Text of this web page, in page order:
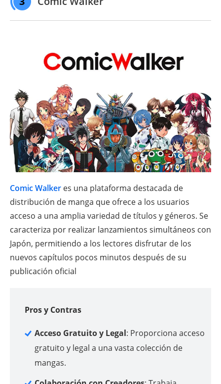
Comic Walker es una plataforma destacada de
distribución de manga que ofrece a los usuarios
acceso a una amplia variedad de títulos y géneros. Se
caracteriza por realizar lanzamientos simultáneos con
Japón, permitiendo a los lectores disfrutar de los
nuevos capítulos pocos minutos después de su
publicación oficial
Pros y Contras
Acceso Gratuito y Legal: Proporciona acceso
gratuito y legal a una vasta colección de
mangas.